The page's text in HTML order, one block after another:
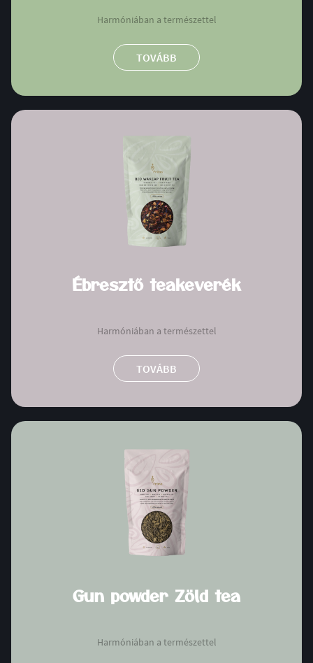
Harmóniában a természettel
TOVÁBB
Ébresztő teakeverék
Harmóniában a természettel
TOVÁBB
Gun powder Zöld tea
Harmóniában a természettel